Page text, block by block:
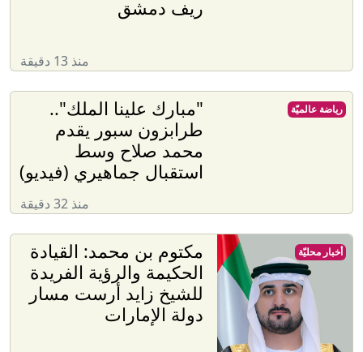
ريف دمشق
منذ 13 دقيقة
"مبارك علينا الملك"..
طرابزون سبور يقدم
محمد صلاح وسط
استقبال جماهيري (فيديو)
منذ 32 دقيقة
رياضة عالميّة
مكتوم بن محمد: القيادة
الحكيمة والرؤية الفريدة
للشيخ زايد أرست مسار
دولة الإمارات
أخبار محليّة